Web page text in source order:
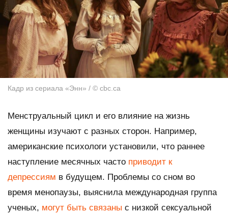
Кадр из сериала «Энн» / © cbc.ca
Менструальный цикл и его влияние на жизнь
женщины изучают с разных сторон. Например,
американские психологи установили, что раннее
наступление месячных часто приводит к
депрессиям в будущем. Проблемы со сном во
время менопаузы, выяснила международная группа
ученых, могут быть связаны с низкой сексуальной